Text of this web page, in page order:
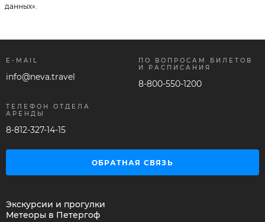
данных».
E-MAIL
info@neva.travel
ПО ВОПРОСАМ БИЛЕТОВ
И РАСПИСАНИЯ
8-800-550-1200
ТЕЛЕФОН ОТДЕЛА
АРЕНДЫ
8-812-327-14-15
ОБРАТНАЯ СВЯЗЬ
Экскурсии и прогулки
Метеоры в Петергоф